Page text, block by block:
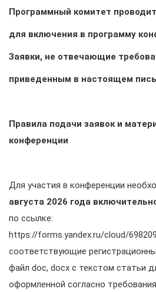
Программный комитет
для включения в программу
Заявки, не отвечающие
приведенным в настоящем
Правила подачи заявок и
конференции
Для участия в конференции
августа 2026 года
по ссылке:
https://forms.yandex.ru/cloud/
соответствующие
файл doc, docx с текстом статьи
оформленной согласно